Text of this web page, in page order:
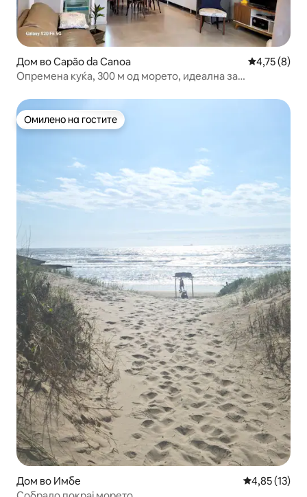
Дом во Capão da Canoa Просечна
4,75 (8)
Опремена куќа, 300 м од морето, идеална за
Омилено на гостите
Омилено на гостите
Дом во Имбе Просечна
4,85 (13)